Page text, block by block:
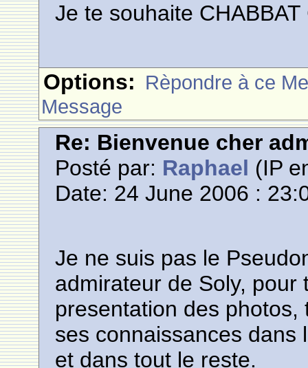
Je te souhaite
Options: Rèpondre à ce
Message
Re: Bienvenue cher
Posté par: Raphael (IP
Date: 24 June 2006 :
Je ne suis pas le
admirateur de Soly, pour
presentation des
ses connaissances dans
et dans tout le reste.